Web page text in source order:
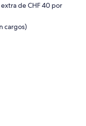
de CHF 40 por
cargos)